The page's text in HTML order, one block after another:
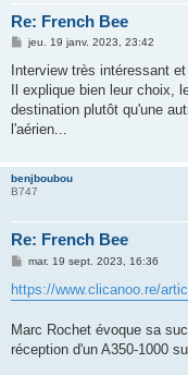
Re: French Bee
M
s
a
g
jeu. 19 janv. 2023, 23:42
Interview très intéressant
Il explique bien leur choix,
destination plutôt qu'une
l'aérien...
benjboubou
B747
Re: French Bee
M
s
s
g
e
mar. 19 sept. 2023, 16:36
https://www.clicanoo.re/
Marc Rochet évoque sa
réception d'un A350-1000